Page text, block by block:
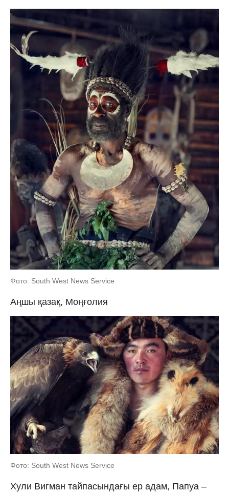
Фото: South West News Service
Аңшы қазақ, Моңғолия
Фото: South West News Service
Хули Вигман тайпасындағы ер адам, Папуа –